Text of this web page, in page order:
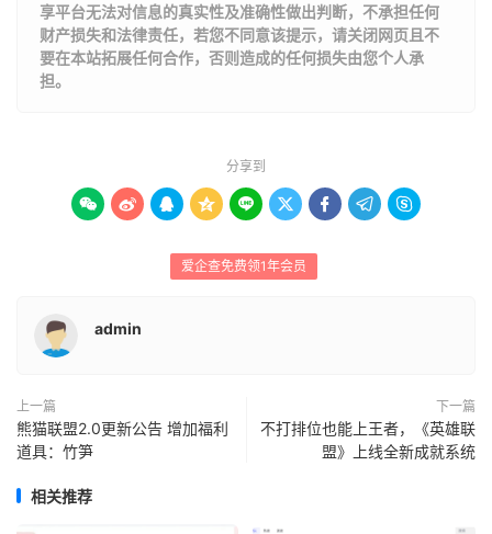
享平台无法对信息的真实性及准确性做出判断，不承担任何
财产损失和法律责任，若您不同意该提示，请关闭网页且不
要在本站拓展任何合作，否则造成的任何损失由您个人承
担。
分享到
        
爱企查免费领1年会员
admin
上一篇
熊猫联盟2.0更新公告 增加福利
道具：竹笋
下一篇
不打排位也能上王者，《英雄联
盟》上线全新成就系统
相关推荐